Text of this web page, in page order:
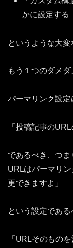
かに設定する
というような大変
もう１つのダメ
パーマリンク設定
「投稿記事の
であるべき、つ
URLはパーマリ
更できますよ」
という設定であ
「URLそのものを